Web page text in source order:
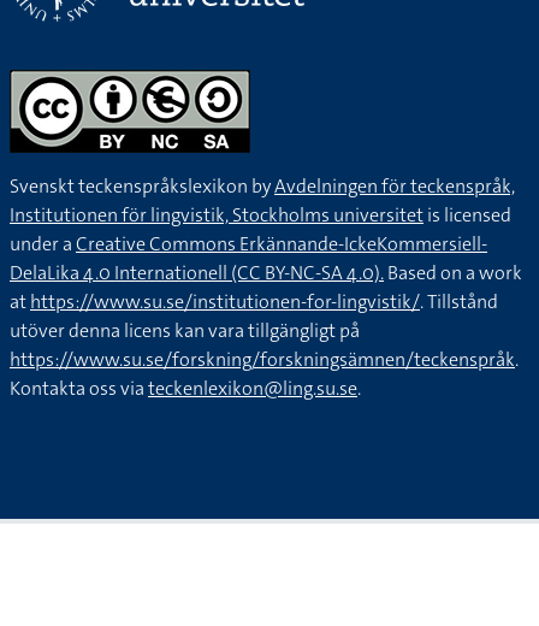
Svenskt teckenspråkslexikon byAvdelningen för teckenspråk,
Institutionen för lingvistik, Stockholms universitetis licensed
under aCreative Commons Erkännande-IckeKommersiell-
DelaLika 4.0 Internationell (CC BY-NC-SA 4.0).Based on a work
athttps://www.su.se/institutionen-for-lingvistik/. Tillstånd
utöver denna licens kan vara tillgängligt på
https://www.su.se/forskning/forskningsämnen/teckenspråk.
Kontakta oss viateckenlexikon@ling.su.se.